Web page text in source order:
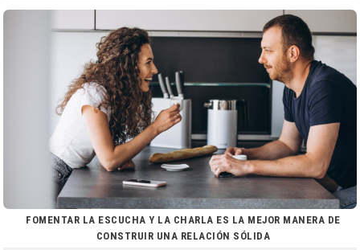
FOMENTAR LA ESCUCHA Y LA CHARLA ES LA MEJOR MANERA DE
CONSTRUIR UNA RELACIÓN SÓLIDA